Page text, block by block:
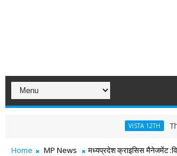
The Tiger
Home MP News
मध्यप्रदेश क्राइसिस मैनेजमेंट